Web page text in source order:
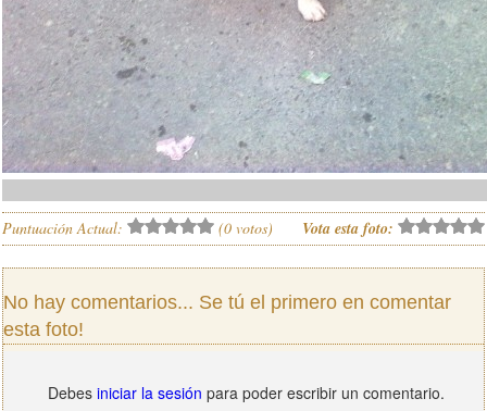
Puntuación Actual: (0 votos) Vota esta foto:
No hay comentarios... Se tú el primero en comentar
esta foto!
Debes iniciar la sesión para poder escribir un comentario.